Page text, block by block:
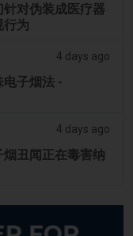
对伪装成医疗器
行为
4 days ago
子烟法 -
4 days ago
丑闻正在毒害纳